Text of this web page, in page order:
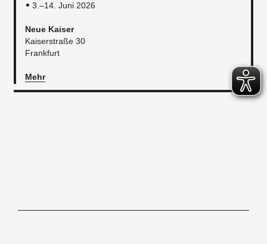
3.–14. Juni 2026
Neue Kaiser
Kaiserstraße 30
Frankfurt
Mehr